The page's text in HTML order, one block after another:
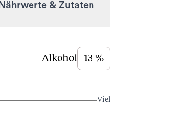
Nährwerte & Zutaten
Alkohol
13 %
Viel